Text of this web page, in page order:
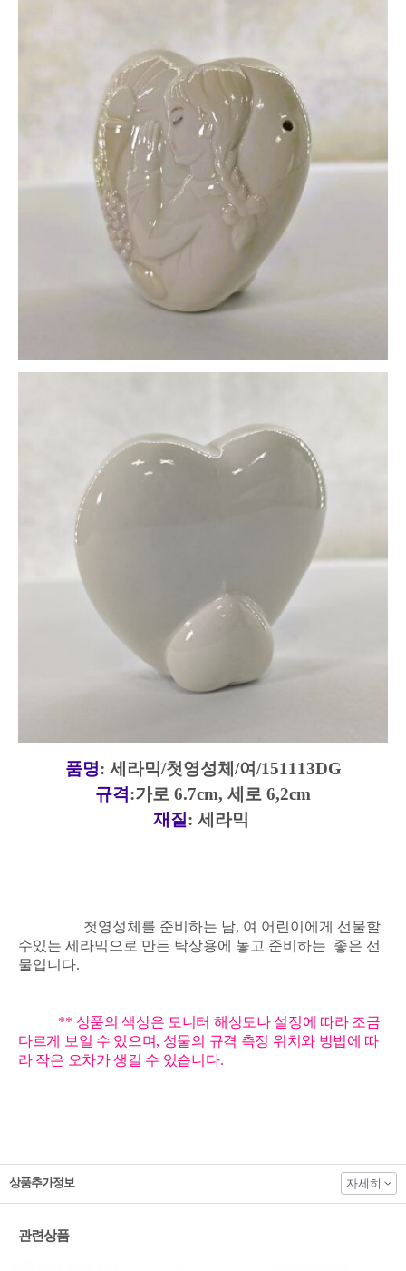
품명: 세라믹/첫영성체/여/151113DG
규격:가로 6.7cm, 세로 6,2cm
재질: 세라믹
첫영성체를 준비하는 남, 여 어린이에게 선물할
수있는 세라믹으로 만든 탁상용에 놓고 준비하는 좋은 선
물입니다.
** 상품의 색상은 모니터 해상도나 설정에 따라 조금
다르게 보일 수 있으며, 성물의 규격 측정 위치와 방법에 따
라 작은 오차가 생길 수 있습니다.
상품추가정보 자세히
관련상품